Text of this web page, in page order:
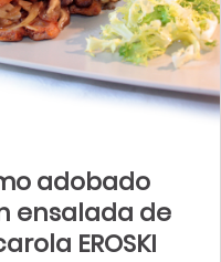
adobado
ensalada de
EROSKI